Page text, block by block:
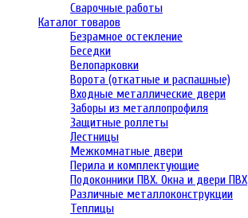
Сварочные работы
Каталог товаров
Безрамное остекление
Беседки
Велопарковки
Ворота (откатные и распашные)
Входные металлические двери
Заборы из металлопрофиля
Защитные роллеты
Лестницы
Межкомнатные двери
Перила и комплектующие
Подоконники ПВХ. Окна и двери ПВХ
Различные металлоконструкции
Теплицы